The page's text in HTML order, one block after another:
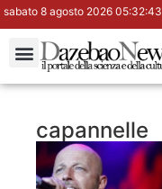
sabato 8 agosto 2026 05:32:44
capannelle